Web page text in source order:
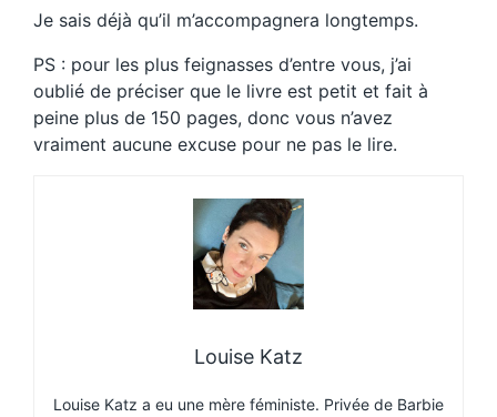
Je sais déjà qu’il m’accompagnera longtemps.
PS : pour les plus feignasses d’entre vous, j’ai
oublié de préciser que le livre est petit et fait à
peine plus de 150 pages, donc vous n’avez
vraiment aucune excuse pour ne pas le lire.
Louise Katz
Louise Katz a eu une mère féministe. Privée de Barbie